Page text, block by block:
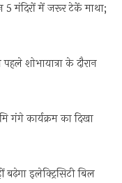
मंदिरों में जरूर टेकें माथा;
शोभायात्रा के दौरान
गंगे कार्यक्रम का दिखा
बढ़ेगा इलेक्ट्रिसिटी बिल